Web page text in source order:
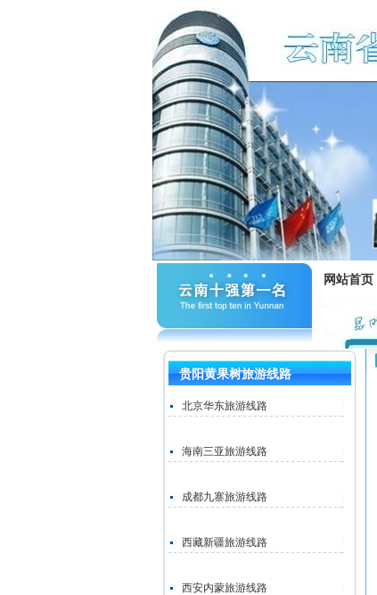
网站首页
贵阳黄果树旅游线路
北京华东旅游线路
海南三亚旅游线路
成都九寨旅游线路
西藏新疆旅游线路
西安内蒙旅游线路